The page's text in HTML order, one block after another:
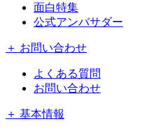
面白特集
公式アンバサダー
＋ お問い合わせ
よくある質問
お問い合わせ
＋ 基本情報